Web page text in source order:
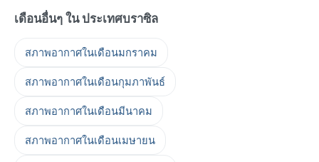
เดือนอื่นๆ ใน ประเทศบราซิล
สภาพอากาศในเดือนมกราคม
สภาพอากาศในเดือนกุมภาพันธ์
สภาพอากาศในเดือนมีนาคม
สภาพอากาศในเดือนเมษายน